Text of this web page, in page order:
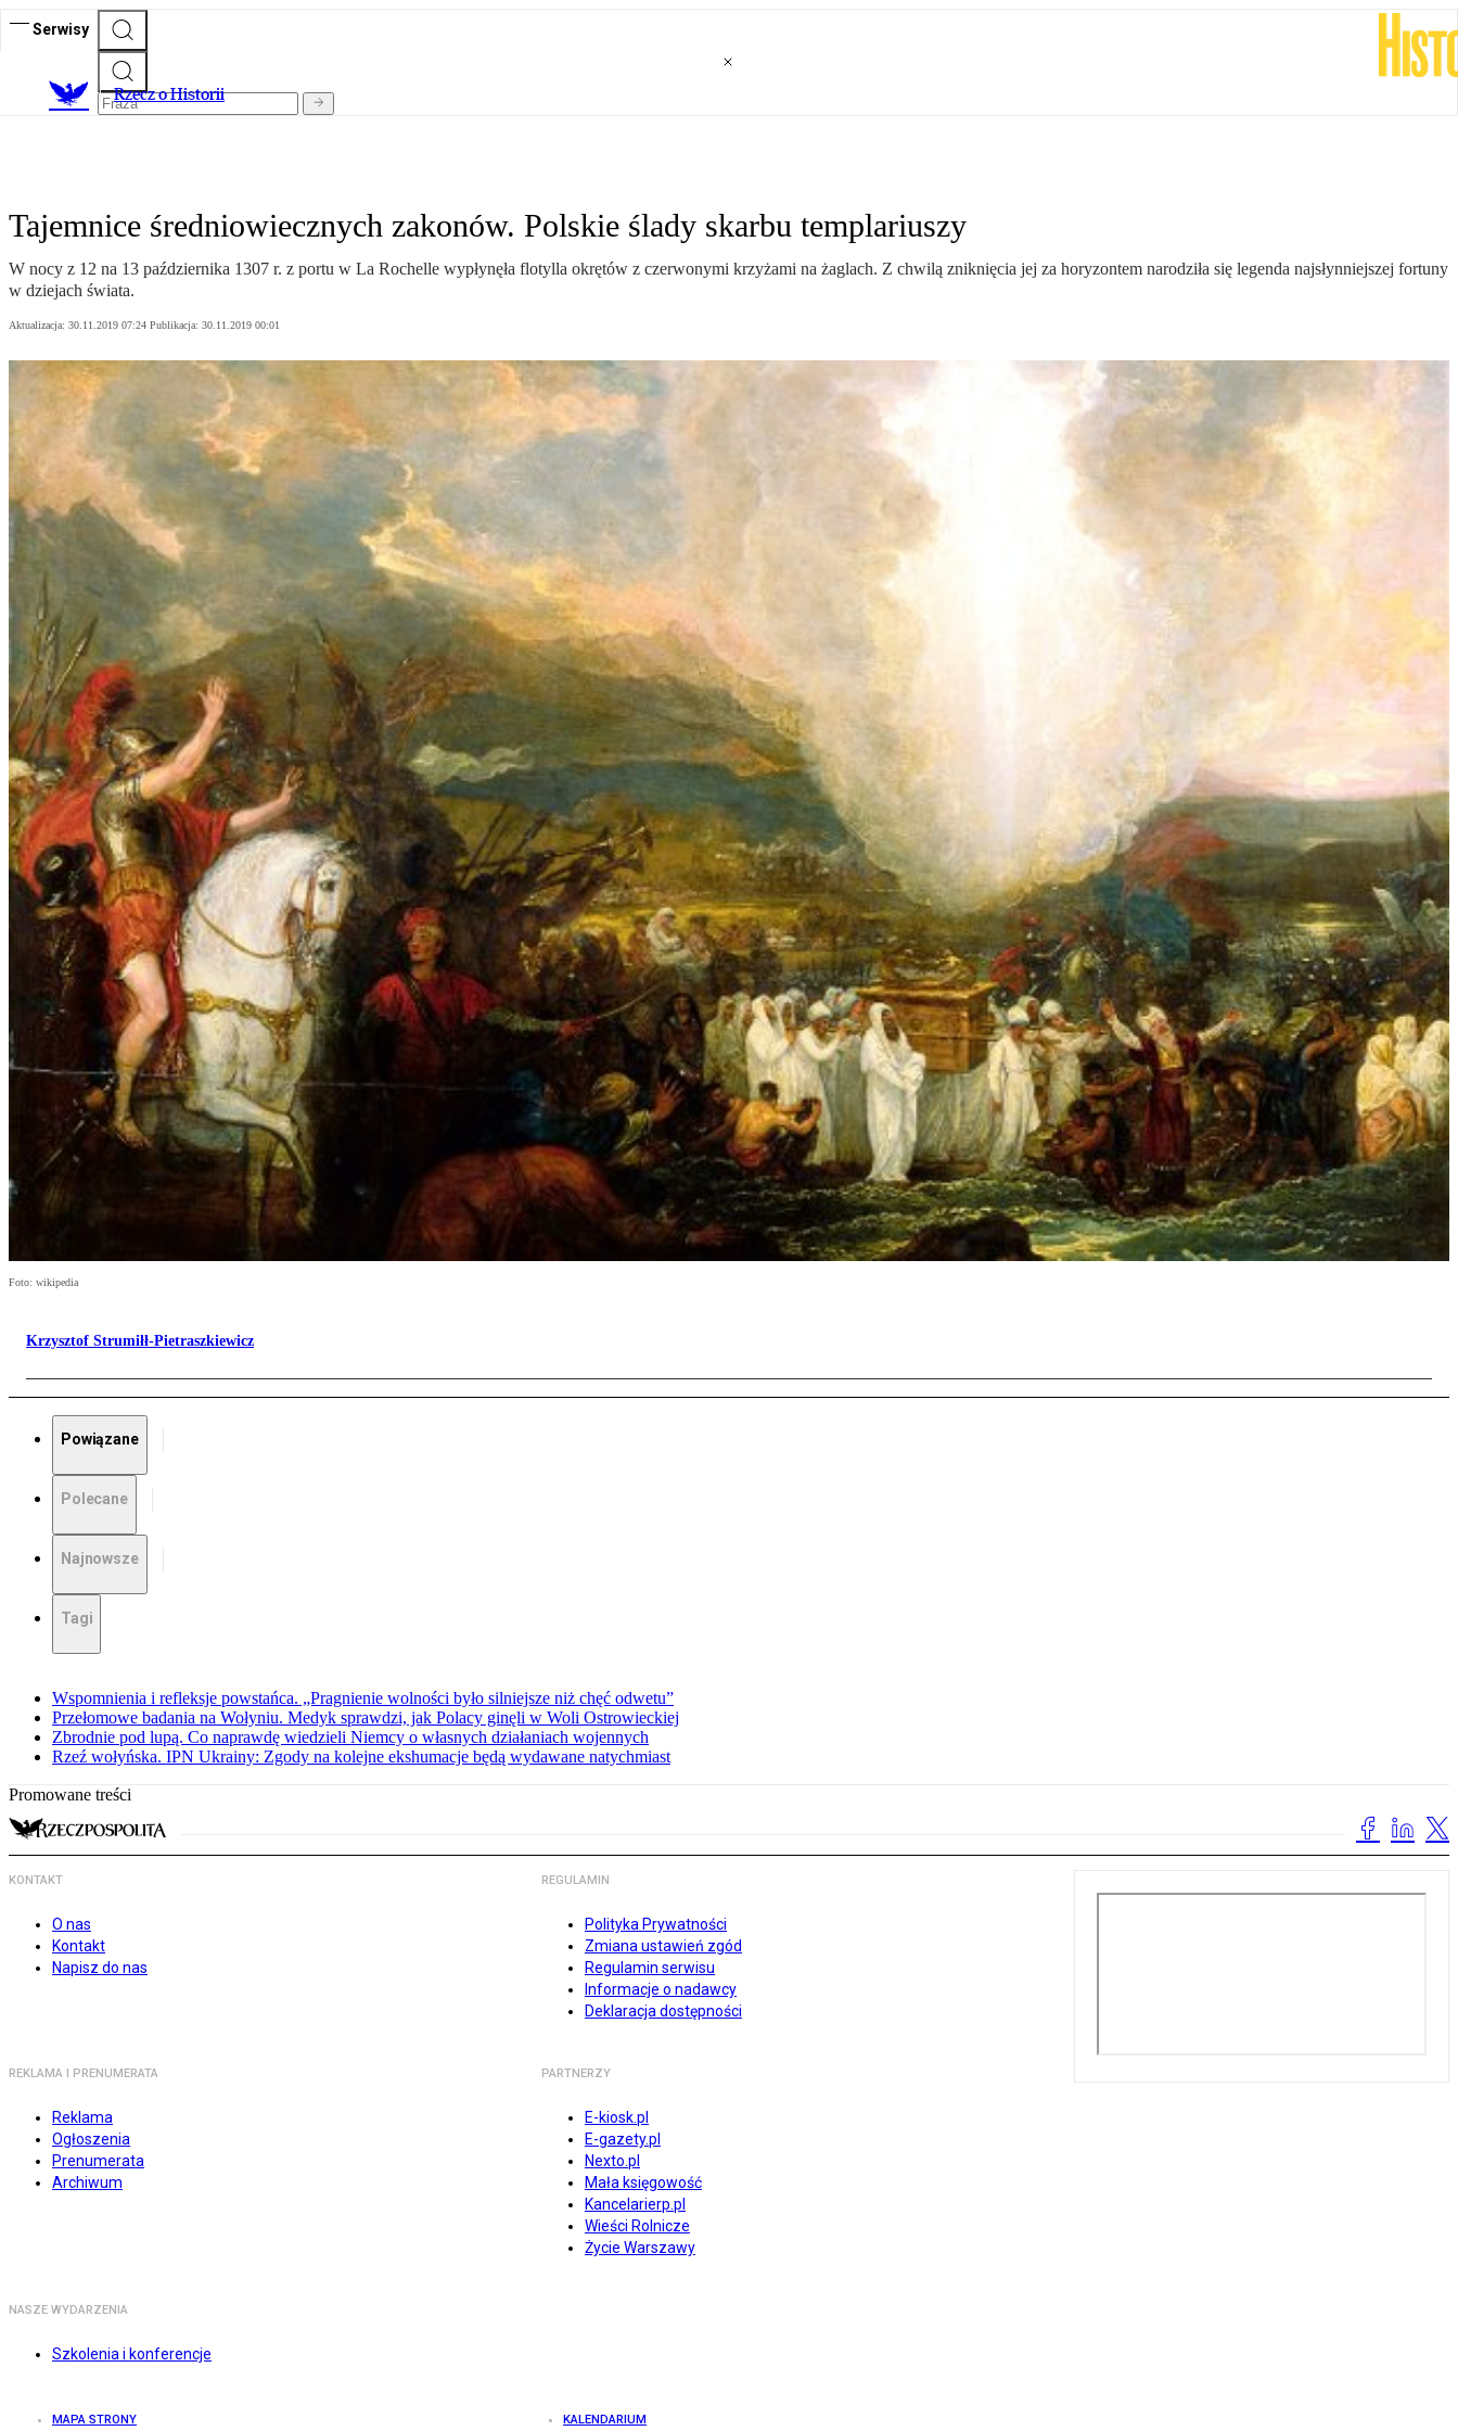
Serwisy
Rzecz o Historii
Tajemnice średniowiecznych zakonów. Polskie ślady skarbu templariuszy
W nocy z 12 na 13 października 1307 r. z portu w La Rochelle wypłynęła flotylla okrętów z czerwonymi krzyżami na żaglach. Z chwilą zniknięcia jej za horyzontem narodziła się legenda najsłynniejszej fortuny
w dziejach świata.
Aktualizacja: 30.11.2019 07:24 Publikacja: 30.11.2019 00:01
Foto: wikipedia
Krzysztof Strumiłł-Pietraszkiewicz
Powiązane
Polecane
Najnowsze
Tagi
Wspomnienia i refleksje powstańca. „Pragnienie wolności było silniejsze niż chęć odwetu”
Przełomowe badania na Wołyniu. Medyk sprawdzi, jak Polacy ginęli w Woli Ostrowieckiej
Zbrodnie pod lupą. Co naprawdę wiedzieli Niemcy o własnych działaniach wojennych
Rzeź wołyńska. IPN Ukrainy: Zgody na kolejne ekshumacje będą wydawane natychmiast
Promowane treści
KONTAKT
O nas
Kontakt
Napisz do nas
REGULAMIN
Polityka Prywatności
Zmiana ustawień zgód
Regulamin serwisu
Informacje o nadawcy
Deklaracja dostępności
REKLAMA I PRENUMERATA
Reklama
Ogłoszenia
Prenumerata
Archiwum
PARTNERZY
E-kiosk.pl
E-gazety.pl
Nexto.pl
Mała księgowość
Kancelarierp.pl
Wieści Rolnicze
Życie Warszawy
NASZE WYDARZENIA
Szkolenia i konferencje
MAPA STRONY KALENDARIUM